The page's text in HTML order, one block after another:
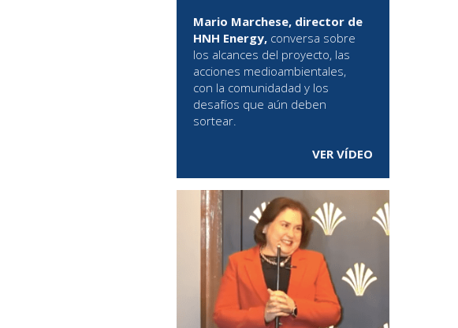
Mario Marchese, director de
HNH Energy, conversa sobre
los alcances del proyecto, las
acciones medioambientales,
con la comunidadad y los
desafíos que aún deben
sortear.
VER VÍDEO